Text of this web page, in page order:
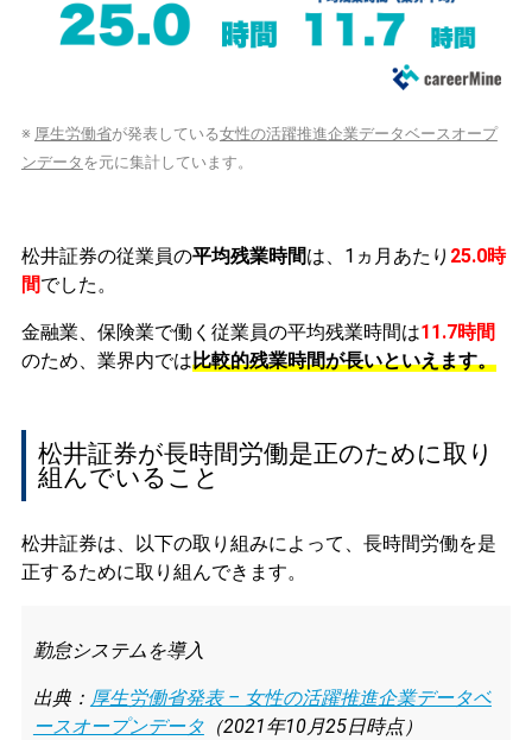
※ 厚生労働省が発表している女性の活躍推進企業データベースオープ
ンデータ を元に集計しています。
松井証券の従業員の平均残業時間は、1ヵ月あたり 25.0時
間でした。
金融業、保険業で働く従業員の平均残業時間は11.7時間
のため、業界内では比較的残業時間が長いといえます。
松井証券が長時間労働是正のために取り
組んでいること
松井証券は、以下の取り組みによって、長時間労働を是
正するために取り組んできます。
勤怠システムを導入
出典： 厚生労働省発表 – 女性の活躍推進企業データベ
ースオープンデータ（2021年10月25日時点）